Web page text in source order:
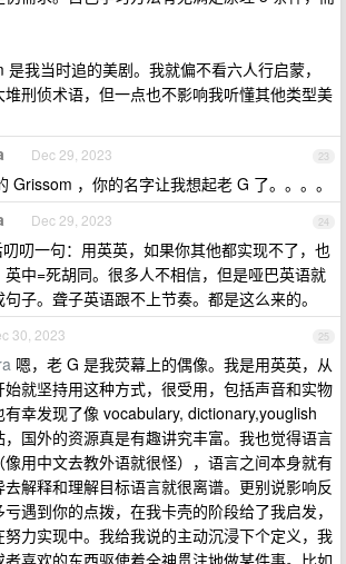
我当时追的美剧。我就偏不看六人行启蒙，
堆刑侦术语，但一点也不影响我听懂其他类型美
23
Dec 29, 2023
Grissom ，你的名字让我想起老 G 了。。。。
24
Dec 29, 2023
叨一句：用英英，如果你其他都实现不了，也
中=死胡同。很多人不相信，但是哑巴英语就
子。聋子英语跟不上节奏。都是这么来的。
25
30, 2023
嗯，老 G 是我荧幕上的偶像。我是用英英，从
就坚持用这种方式，很受用，包括声音和实物
幸发现了像 vocabulary, dictionary,youglish
国外的资源真是有趣讲究丰富。我也觉得语言
用中文去教外语就很怪），语言之间本身就有
解释和理解目标语言就很离谱。更别说影响反
遇到你的点拨，在我卡壳的阶段给了我启发，
努力实现中。我给我说的主动沉浸下个定义，我
喜欢的东西驱使着全神贯注地做某件事。比如